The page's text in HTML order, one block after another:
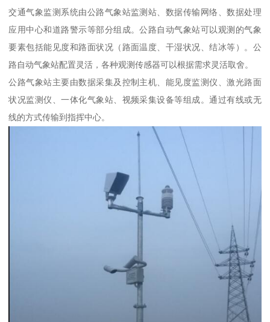
交通气象监测系统由公路气象站监测站、数据传输网络、数据处理
应用中心和道路警示等部分组成。公路自动气象站可以观测的气象
要素包括能见度和路面状况（路面温度、干湿状况、结冰等）。公
路自动气象站配置灵活，各种观测传感器可以根据需求灵活取舍。
公路气象站主要由数据采集及控制主机、能见度监测仪、激光路面
状况监测仪、一体化气象站、视频采集设备等组成。通过有线或无
线的方式传输到指挥中心。